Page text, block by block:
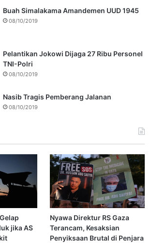
Buah Simalakama Amandemen UUD 1945
08/10/2019
Pelantikan Jokowi Dijaga 27 Ribu Personel
TNI-Polri
08/10/2019
Nasib Tragis Pemberang Jalanan
08/10/2019
jika AS
Nyawa Direktur RS Gaza
Terancam, Kesaksian
Penyiksaan Brutal di Penjara